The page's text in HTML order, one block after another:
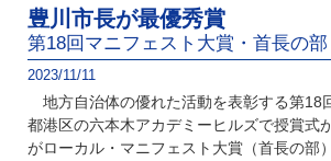
豊川市長が最優秀賞
第18回マニフェスト大賞・首長の部
2023/11/11
地方自治体の優れた活動を表彰する第18
都港区の六本木アカデミーヒルズで授賞式
がローカル・マニフェスト大賞（首長の